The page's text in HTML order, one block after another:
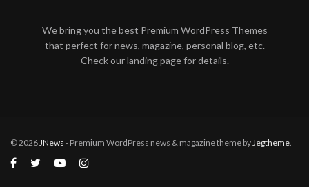
We bring you the best Premium WordPress Themes
that perfect for news, magazine, personal blog, etc.
Check our landing page for details.
© 2026JNews - Premium WordPress news & magazine theme byJegtheme.